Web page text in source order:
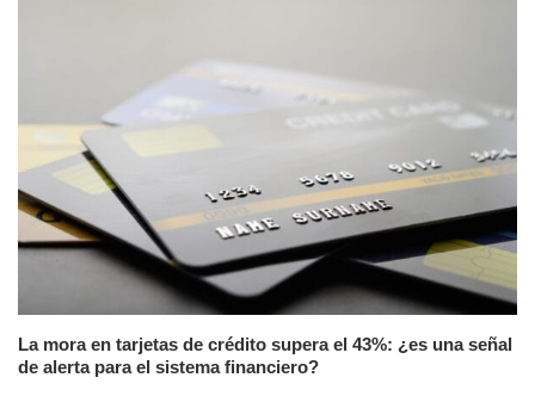
La mora en tarjetas de crédito supera el 43%: ¿es una señal
de alerta para el sistema financiero?